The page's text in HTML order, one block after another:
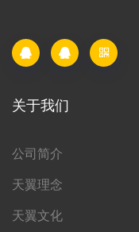
关于我们
公司简介
天翼理念
天翼文化